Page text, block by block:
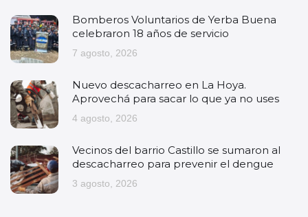
Bomberos Voluntarios de Yerba Buena
celebraron 18 años de servicio
7 agosto, 2026
Nuevo descacharreo en La Hoya.
Aprovechá para sacar lo que ya no uses
4 agosto, 2026
Vecinos del barrio Castillo se sumaron al
descacharreo para prevenir el dengue
3 agosto, 2026